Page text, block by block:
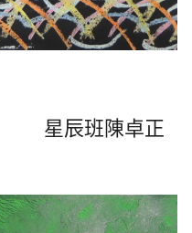
星辰班陳卓正